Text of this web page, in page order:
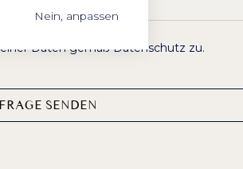
Daten gemäßDatenschutz zu.
Nein, anpassen